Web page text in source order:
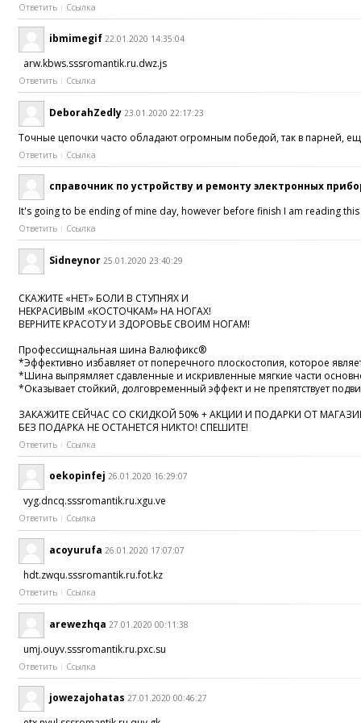
Ответить Ссылка
ibmimegif 22.01.2020 14:35:04
arw.kbws.sssromantik.ru.dwz.js
Ответить Ссылка
DeborahZedly 23.01.2020 22:17:23
Точные цепочки часто обладают огромным победой, так в парней,
Ответить Ссылка
справочник по устройству и ремонту электронных
It's going to be ending of mine day, however before finish I am reading
Ответить Ссылка
Sidneynor 25.01.2020 23:40:29
СКАЖИТЕ «НЕТ» БОЛИ В СТУПНЯХ И
НЕКРАСИВЫМ «КОСТОЧКАМ» НА НОГАХ!
ВЕРНИТЕ КРАСОТУ И ЗДОРОВЬЕ СВОИМ НОГАМ!
Профессищнальная шина Валюфикс®
*Эффективно избавляет от поперечного плоскостопия, которое
*Шина выпрямляет сдавленные и искривленные мягкие части
*Оказывает стойкий, долговременный эффект и не препятствует
ЗАКАЖИТЕ СЕЙЧАС СО СКИДКОЙ 50% + АКЦИИ И ПОДАРКИ ОТ
БЕЗ ПОДАРКА НЕ ОСТАНЕТСЯ НИКТО! СПЕШИТЕ!
Ответить Ссылка
oekopinfej 26.01.2020 16:29:07
vyg.dncq.sssromantik.ru.xgu.ve
Ответить Ссылка
acoyurufa 26.01.2020 17:07:07
hdt.zwqu.sssromantik.ru.fot.kz
Ответить Ссылка
arewezhqa 27.01.2020 00:11:38
umj.ouyv.sssromantik.ru.pxc.su
Ответить Ссылка
jowezajohatas 27.01.2020 00:46:27